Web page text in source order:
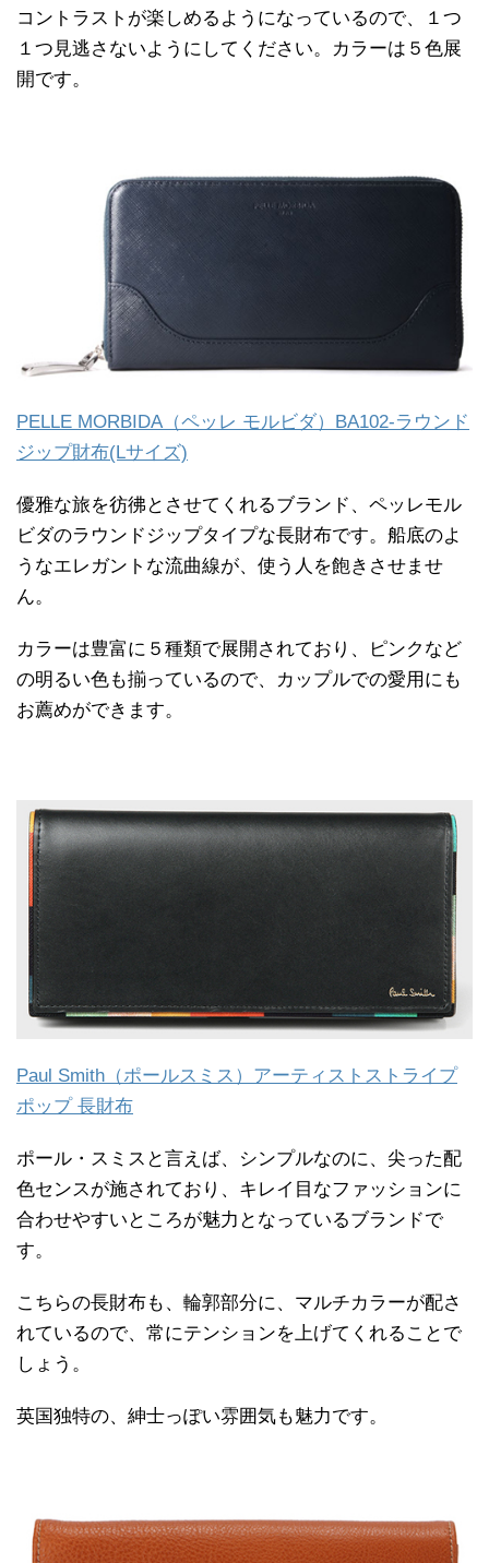
コントラストが楽しめるようになっているので、１つ
１つ見逃さないようにしてください。カラーは５色展
開です。
PELLE MORBIDA（ペッレ モルビダ）BA102-ラウンド
ジップ財布(Lサイズ)
優雅な旅を彷彿とさせてくれるブランド、ペッレモル
ビダのラウンドジップタイプな長財布です。船底のよ
うなエレガントな流曲線が、使う人を飽きさせませ
ん。
カラーは豊富に５種類で展開されており、ピンクなど
の明るい色も揃っているので、カップルでの愛用にも
お薦めができます。
Paul Smith（ポールスミス）アーティストストライプ
ポップ 長財布
ポール・スミスと言えば、シンプルなのに、尖った配
色センスが施されており、キレイ目なファッションに
合わせやすいところが魅力となっているブランドで
す。
こちらの長財布も、輪郭部分に、マルチカラーが配さ
れているので、常にテンションを上げてくれることで
しょう。
英国独特の、紳士っぽい雰囲気も魅力です。